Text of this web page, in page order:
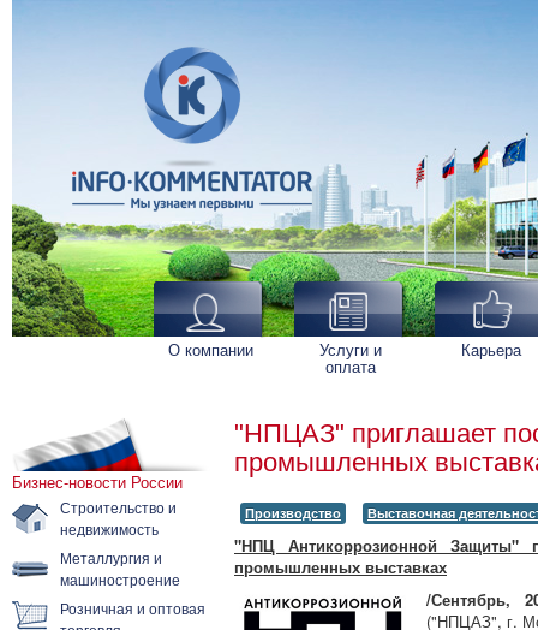
О компании Услуги и
оплата
Карьера
Бизнес-новости России
Строительство и
недвижимость
Металлургия и
машиностроение
Розничная и оптовая
"НПЦАЗ" приглашает
промышленных
Производство Выставочная
"НПЦ Антикоррозионной Защиты"
промышленных выставках
/Сентябрь,
("НПЦАЗ", г.